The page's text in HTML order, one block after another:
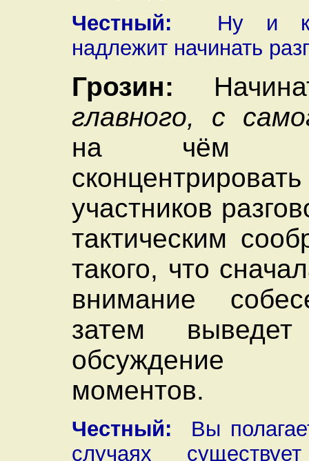
Честный: Ну и
надлежит начинать
Грозин:
главного, с
на чём
участников
тактическим
такого, что
внимание
затем
обсуждение
моментов.
Честный: Вы
случаях